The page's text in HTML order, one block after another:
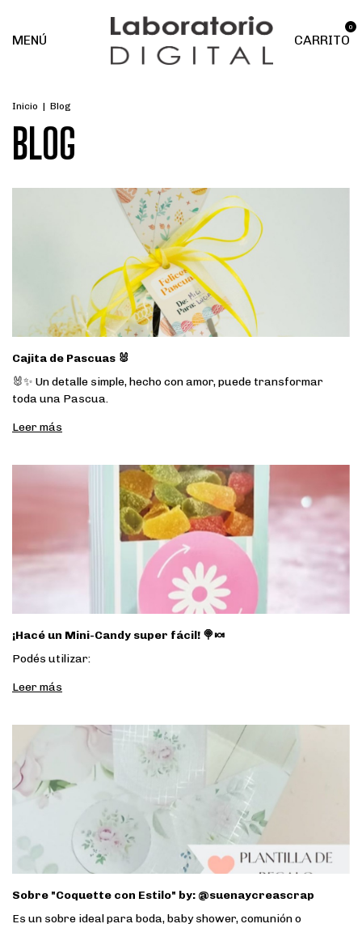
MENÚ CARRITO
0
Inicio | Blog
BLOG
Cajita de Pascuas 🐰
🐰✨ Un detalle simple, hecho con amor, puede transformar
toda una Pascua.
Leer más
¡Hacé un Mini-Candy super fácil! 🍭🍬
Podés utilizar:
Leer más
Sobre "Coquette con Estilo" by: @suenaycreascrap
Es un sobre ideal para boda, baby shower, comunión o